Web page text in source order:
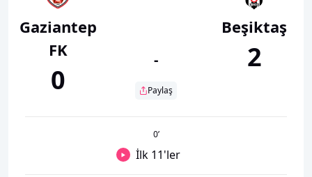
Gaziantep
FK
0
-
Paylaş
Beşiktaş
2
0’
İlk 11'ler